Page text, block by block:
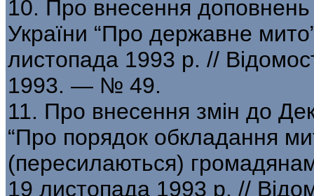
10. Про внесення доповнень
України “Про державне
листопада 1993 р. //
1993. — № 49.
11. Про внесення змін до
“Про порядок обкладання
(пересилаються)
19 листопада 1993 р. //